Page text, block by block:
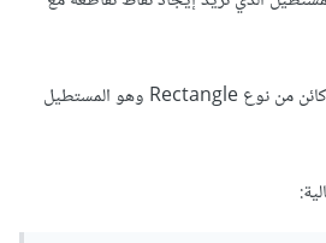
تُرجع الدالة intersection كائن من نوع Rectangle وهو المستطيل